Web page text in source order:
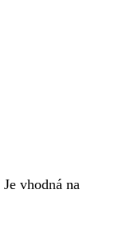
Je vhodná na